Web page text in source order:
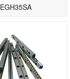
EGH35SA